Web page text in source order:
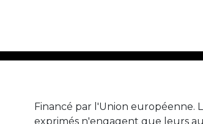
Financé par l'Union européenne.
exprimés n'engagent que leurs